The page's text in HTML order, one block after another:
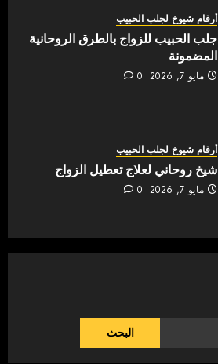
أرقام شيوخ لجلب الحبيب
جلب الحبيب للزواج بالطرق الروحانية
المضمونة
مايو 7, 2026 0
أرقام شيوخ لجلب الحبيب
شيخ روحاني لعلاج تعطيل الزواج
مايو 7, 2026 0
البحث